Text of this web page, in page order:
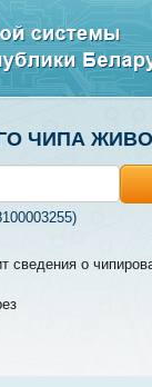
ЧИПА
сведения о